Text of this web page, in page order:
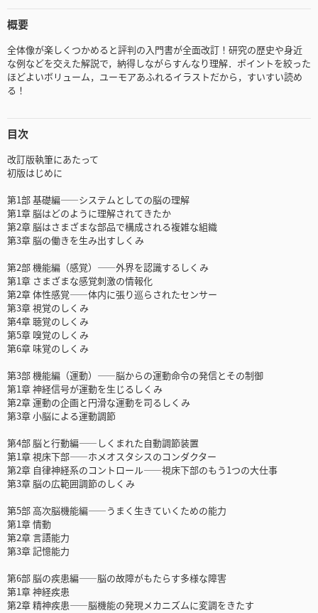
概要
全体像が楽しくつかめると評判の入門書が全面改訂！研究の歴史や身近
な例などを交えた解説で，納得しながらすんなり理解．ポイントを絞った
ほどよいボリューム，ユーモアあふれるイラストだから，すいすい読め
る！
目次
改訂版執筆にあたって
初版はじめに
第1部 基礎編――システムとしての脳の理解
第1章 脳はどのように理解されてきたか
第2章 脳はさまざまな部品で構成される複雑な組織
第3章 脳の働きを生み出すしくみ
第2部 機能編（感覚）――外界を認識するしくみ
第1章 さまざまな感覚刺激の情報化
第2章 体性感覚――体内に張り巡らされたセンサー
第3章 視覚のしくみ
第4章 聴覚のしくみ
第5章 嗅覚のしくみ
第6章 味覚のしくみ
第3部 機能編（運動）――脳からの運動命令の発信とその制御
第1章 神経信号が運動を生じるしくみ
第2章 運動の企画と円滑な運動を司るしくみ
第3章 小脳による運動調節
第4部 脳と行動編――しくまれた自動調節装置
第1章 視床下部――ホメオスタシスのコンダクター
第2章 自律神経系のコントロール――視床下部のもう1つの大仕事
第3章 脳の広範囲調節のしくみ
第5部 高次脳機能編――うまく生きていくための能力
第1章 情動
第2章 言語能力
第3章 記憶能力
第6部 脳の疾患編――脳の故障がもたらす多様な障害
第1章 神経疾患
第2章 精神疾患――脳機能の発現メカニズムに変調をきたす